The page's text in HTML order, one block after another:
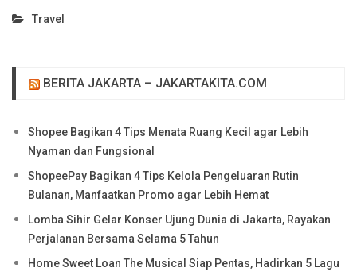
Travel
BERITA JAKARTA – JAKARTAKITA.COM
Shopee Bagikan 4 Tips Menata Ruang Kecil agar Lebih
Nyaman dan Fungsional
ShopeePay Bagikan 4 Tips Kelola Pengeluaran Rutin
Bulanan, Manfaatkan Promo agar Lebih Hemat
Lomba Sihir Gelar Konser Ujung Dunia di Jakarta, Rayakan
Perjalanan Bersama Selama 5 Tahun
Home Sweet Loan The Musical Siap Pentas, Hadirkan 5 Lagu